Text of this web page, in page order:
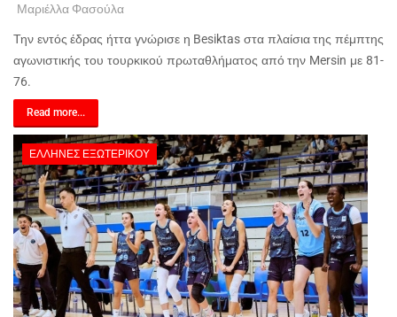
Μαριέλλα Φασούλα
Την εντός έδρας ήττα γνώρισε η Besiktas στα πλαίσια της πέμπτης
αγωνιστικής του τουρκικού πρωταθλήματος από την Mersin με 81-
76.
Read more...
ΈΛΛΗΝΕΣ ΕΞΩΤΕΡΙΚΟΎ